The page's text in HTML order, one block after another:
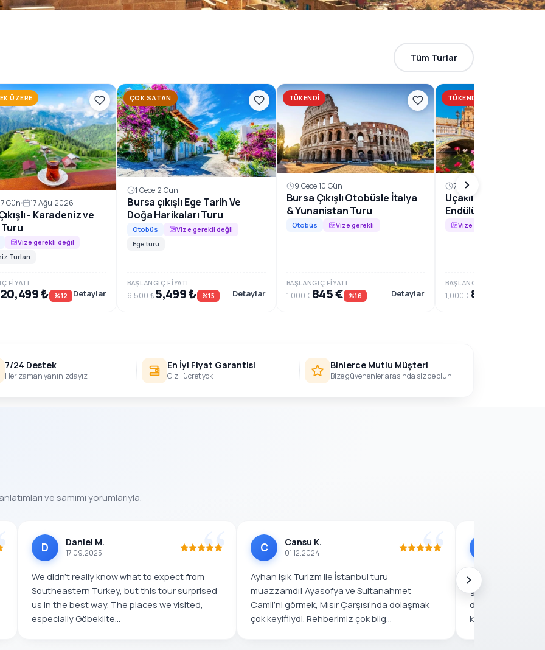
konforlu ve planlı tur
Tüm Turlar
ÜZERE
Gün 17 Ağu 2026
- Karadeniz ve
Vize gerekli değil
Turları
FIYATI
20,499 ₺ %12 Detaylar
ÇOK SATAN
1 Gece 2 Gün
Bursa çıkışlı Ege Tarih Ve
Doğa Harikaları Turu
Otobüs
Vize gerekli değil
Ege turu
BAŞLANGIÇ FIYATI
6,500 ₺5,499 ₺ %15 Detaylar
TÜKENDI
9 Gece 10 Gün
Bursa Çıkışlı Otobüsle İtalya
& Yunanistan Turu
Otobüs Vize gerekli
BAŞLANGIÇ FIYATI
1,000 €845 € %16 Detaylar
TÜKENDI
7 Gece 8 Gün
Uçaklı Büyük
Endülüs Harikaları
Vize gerekli
BAŞLANGIÇ FIYATI
1,000 €859 €
7/24 Destek
Her zaman yanınızdayız
En İyi Fiyat Garantisi
Gizli ücret yok
Binlerce Mutlu Müşteri
Bize güvenenler arasında siz de olun
ve samimi yorumlarıyla.
D Daniel M.
17.09.2025
We didn’t really know what to expect from
Southeastern Turkey, but this tour surprised
us in the best way. The places we visited,
especially Göbeklite...
C Cansu K.
01.12.2024
Ayhan Işık Turizm ile İstanbul turu
muazzamdı! Ayasofya ve Sultanahmet
Camii’ni görmek, Mısır Çarşısı’nda dolaşmak
çok keyifliydi. Rehberimiz çok bilg...
Bulgaristan’dan
gelerek Ayhan
deneyim
kadar